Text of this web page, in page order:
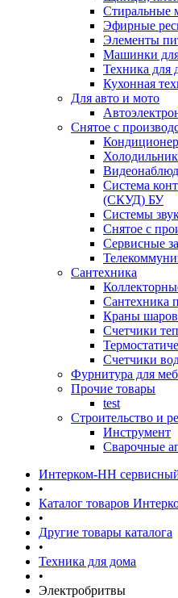
Стиральные
Эфирные
Элементы
Машинки
Техника для
Кухонная
Для авто и мото
Снятое с
Система
(СКУД) БУ
Системы
Снятое с
Сервисные
Сантехника
Сантехника
Краны
Счетчики
Счетчики
Фурнитура для
Прочие товары
test
Строительство и
Инструмент
Сварочные
Интерком-НН
•
Каталог товаров
•
Другие товары каталога
•
Техника для дома
•
Электробритвы